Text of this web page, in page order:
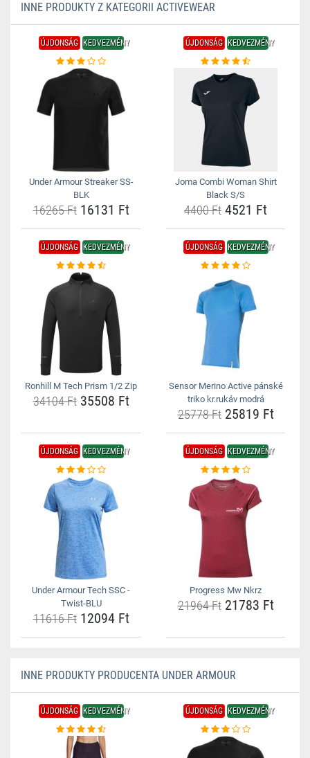
INNE PRODUKTY Z KATEGORII ACTIVEWEAR
ÚJDONSÁG KEDVEZMÉNY
Under Armour Streaker SS-
BLK
16265 Ft16131 Ft
ÚJDONSÁG KEDVEZMÉNY
Joma Combi Woman Shirt
Black S/S
4400 Ft 4521 Ft
ÚJDONSÁG KEDVEZMÉNY
Ronhill M Tech Prism 1/2 Zip
34104 Ft35508 Ft
ÚJDONSÁG KEDVEZMÉNY
Sensor Merino Active pánské
triko kr.rukáv modrá
25778 Ft25819 Ft
ÚJDONSÁG KEDVEZMÉNY
Under Armour Tech SSC -
Twist-BLU
11616 Ft12094 Ft
ÚJDONSÁG KEDVEZMÉNY
Progress Mw Nkrz
21964 Ft21783 Ft
INNE PRODUKTY PRODUCENTA UNDER ARMOUR
ÚJDONSÁG KEDVEZMÉNY ÚJDONSÁG KEDVEZMÉNY